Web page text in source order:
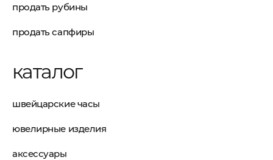
продать рубины
продать сапфиры
каталог
швейцарские часы
ювелирные изделия
аксессуары